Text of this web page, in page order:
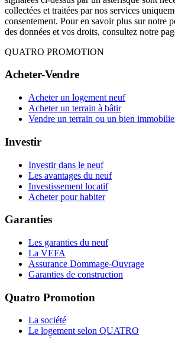
collectées et traitées par nos services
consentement. Pour en savoir plus sur notre
des données et vos droits, consultez notre
QUATRO PROMOTION
Acheter-Vendre
Acheter un logement neuf
Acheter un terrain à bâtir
Vendre un terrain ou un bien
Investir
Investir dans le neuf
Les avantages du neuf
Investissement locatif
Acheter pour habiter
Garanties
Les garanties du neuf
La VEFA
Assurance Dommage-Ouvrage
Garanties de construction
Quatro Promotion
La société
Le logement selon QUATRO